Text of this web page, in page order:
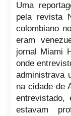
Uma
pela revista
colombiano
eram
jornal Miami
onde
administrava
na cidade de
entrevistado,
estavam